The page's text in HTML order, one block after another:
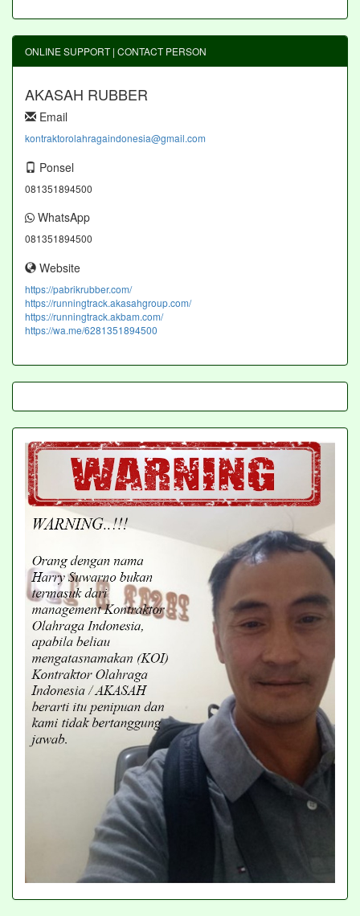
ONLINE SUPPORT | CONTACT PERSON
AKASAH RUBBER
Email
kontraktorolahragaindonesia@gmail.com
Ponsel
081351894500
WhatsApp
081351894500
Website
https://pabrikrubber.com/
https://runningtrack.akasahgroup.com/
https://runningtrack.akbam.com/
https://wa.me/6281351894500